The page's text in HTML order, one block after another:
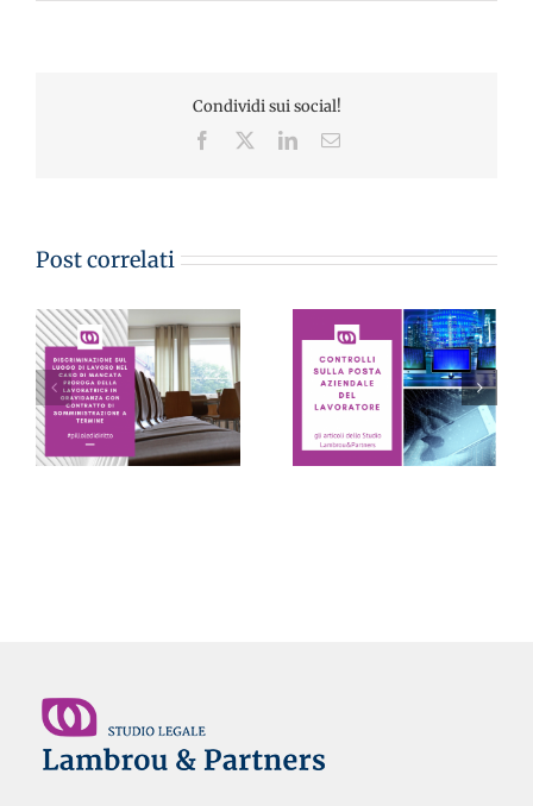
Condividi sui social!
Facebook LinkedInEmail
Post correlati
CONTROLLI SULLA
POSTA AZIENDALE
DEL LAVORATORE:
sono inutilizzabili se
eseguiti in virtù solo
di un sospetto – Avv.
LE PILLOLE DEL
VENERDI’